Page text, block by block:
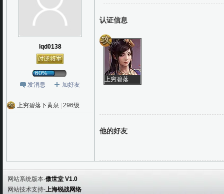
lqd0138
60%
发消息
加好友
上穷碧落下黄泉 296级
认证信息
上穷碧落
他的好友
网站系统版本-傲世堂 V1.0
网站技术支持-上海锐战网络